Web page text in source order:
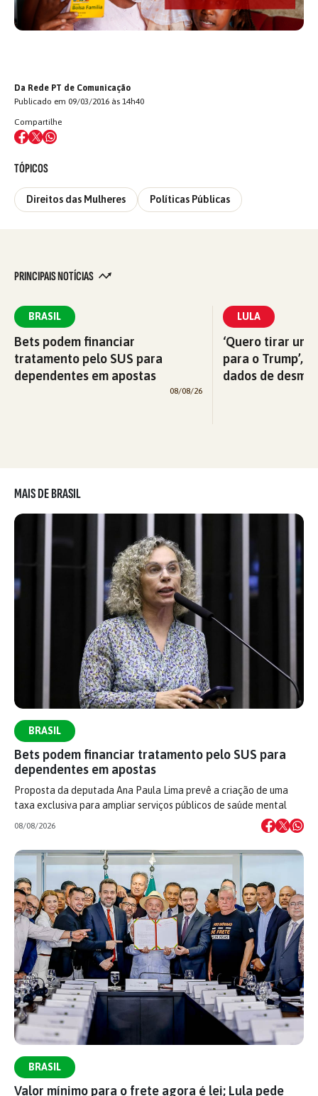
Da Rede PT de Comunicação
Publicado em 09/03/2016 às 14h40
Compartilhe
TÓPICOS
Direitos das Mulheres Políticas Públicas
PRINCIPAIS NOTÍCIAS
BRASIL
Bets podem financiar
tratamento pelo SUS para
dependentes em apostas
08/08/26
LULA
‘Quero tirar
para o Trump’,
dados de
MAIS DE BRASIL
BRASIL
Bets podem financiar tratamento pelo SUS para
dependentes em apostas
Proposta da deputada Ana Paula Lima prevê a criação de uma
taxa exclusiva para ampliar serviços públicos de saúde mental
08/08/2026
BRASIL
Valor mínimo para o frete agora é lei; Lula pede